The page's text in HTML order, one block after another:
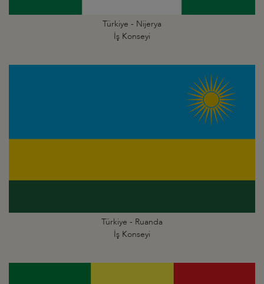
Türkiye - Nijerya
İş Konseyi
Türkiye - Ruanda
İş Konseyi